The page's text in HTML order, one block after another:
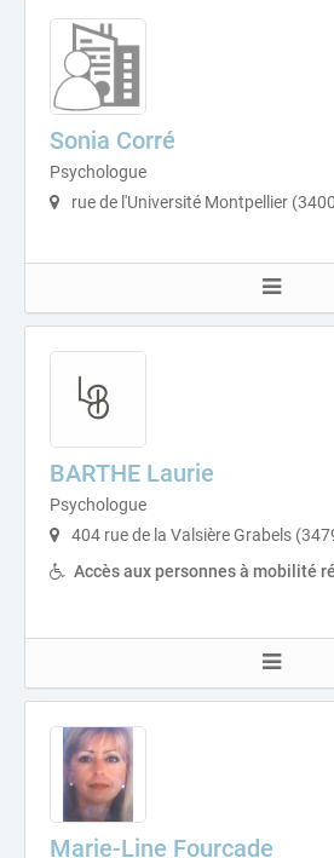
Sonia Corré
Psychologue
rue de l'Université Montpellier
BARTHE Laurie
Psychologue
404 rue de la Valsière Grabels
Accès aux personnes à mobilité
Marie-Line Fourcade